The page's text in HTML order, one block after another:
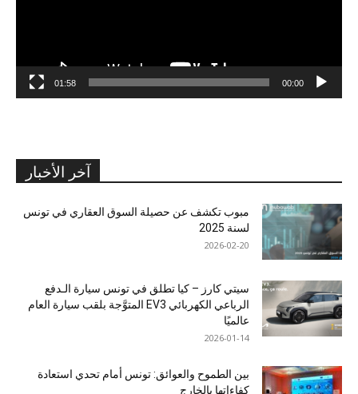
00:00
01:58
آخر الأخبار
مبوب تكشف عن حصيلة السوق العقاري في تونس
لسنة 2025
2026-02-20
سيتي كارز – كيا تطلق في تونس سيارة الـدفع
الرباعي الكهربائي EV3 المتوَّجة بلقب سيارة العام
عالميًا
2026-01-14
بين الطموح والعوائق: تونس أمام تحدي استعادة
كفاءاتها بالخارج